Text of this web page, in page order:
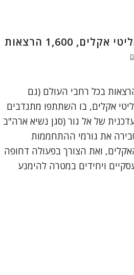
הרצאות גלובלי התקיימו 1,600 הרצאות בכל רחבי העולם (גם
24 שעות של ריאליטי אקלים, בו השתתפו מתנדבים
של אל גור (סגן נשיא ארה"ב
את גורמי ההתחממות
ואת הצורך בפעולה דחופה
ויחידים במטרה להימנע